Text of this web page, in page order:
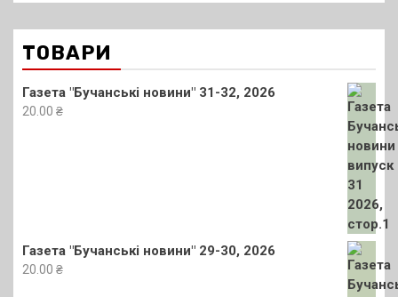
ТОВАРИ
Газета "Бучанські новини" 31-32, 2026
20.00 ₴
Газета "Бучанські новини" 29-30, 2026
20.00 ₴